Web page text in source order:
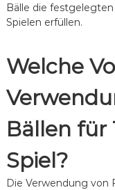
Bälle die
Spielen erfüllen.
Welche
Bällen für
Spiel?
Die Verwendung von